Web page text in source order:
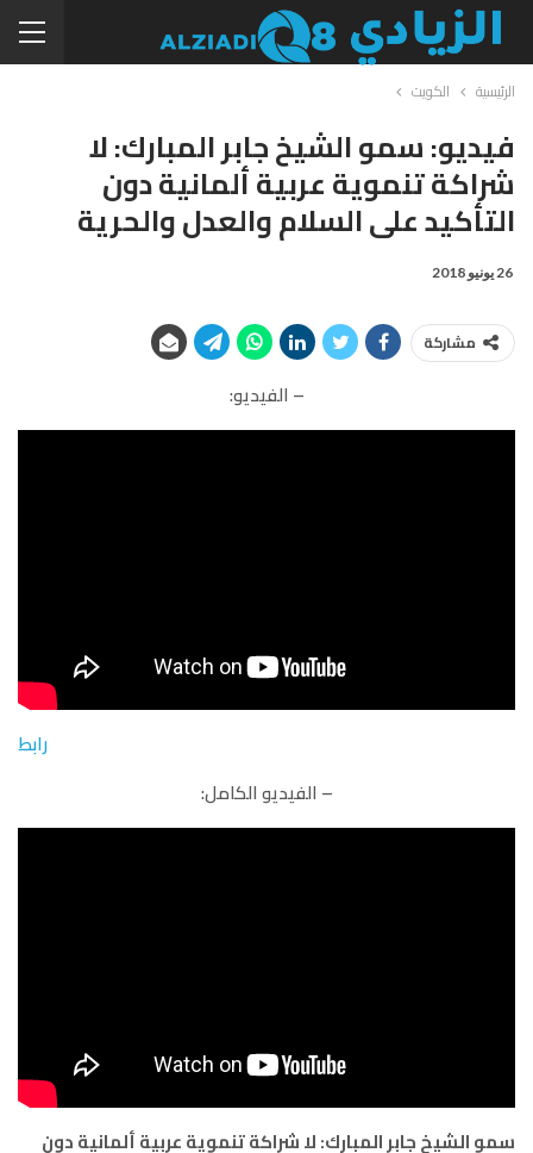
الرئيسية الكويت
فيديو: سمو الشيخ جابر المبارك: لا
شراكة تنموية عربية ألمانية دون
التأكيد على السلام والعدل والحرية
26 يونيو 2018
مشاركة
– الفيديو:
رابط
– الفيديو الكامل:
سمو الشيخ جابر المبارك: لا شراكة تنموية عربية ألمانية دون